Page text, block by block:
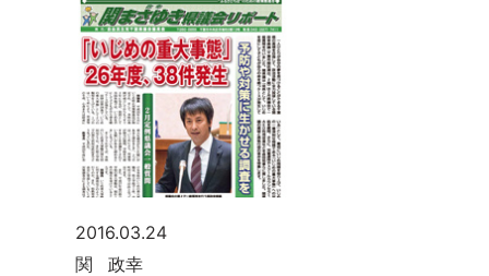
2016.03.24
関 政幸